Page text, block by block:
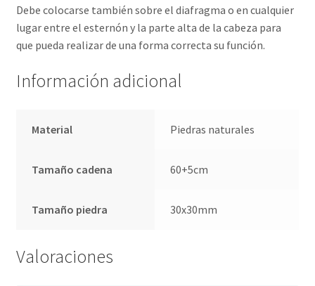
Debe colocarse también sobre el diafragma o en cualquier
lugar entre el esternón y la parte alta de la cabeza para
que pueda realizar de una forma correcta su función.
Información adicional
Material Piedras naturales
Tamaño cadena 60+5cm
Tamaño piedra 30x30mm
Valoraciones